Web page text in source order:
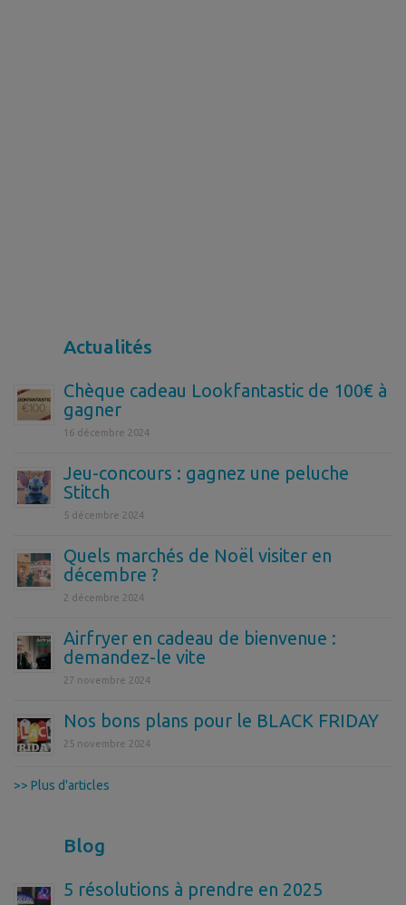
Actualités
Chèque cadeau Lookfantastic de 100€ à
gagner
16 décembre 2024
Jeu-concours : gagnez une peluche
Stitch
5 décembre 2024
Quels marchés de Noël visiter en
décembre ?
2 décembre 2024
Airfryer en cadeau de bienvenue :
demandez-le vite
27 novembre 2024
Nos bons plans pour le BLACK FRIDAY
25 novembre 2024
>> Plus d'articles
Blog
5 résolutions à prendre en 2025